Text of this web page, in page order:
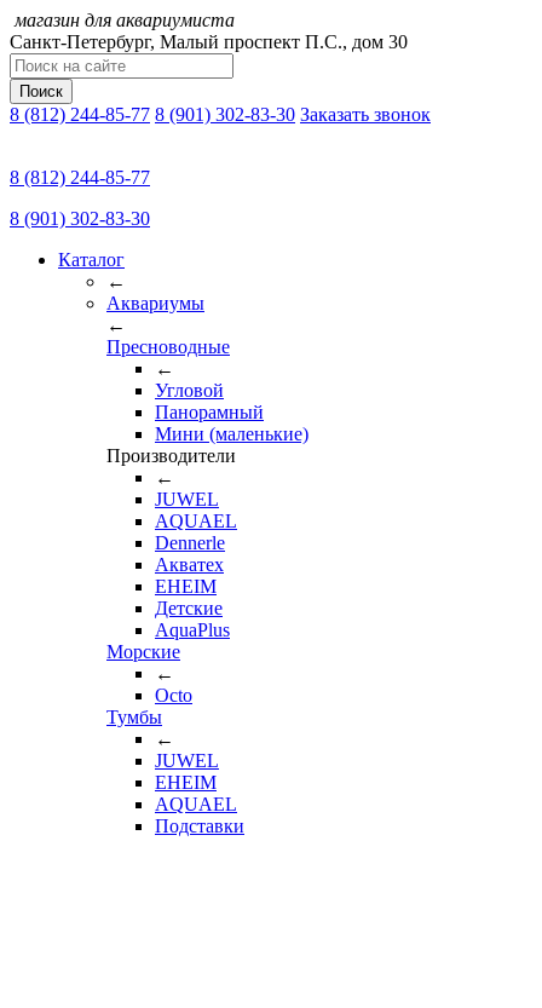
магазин для аквариумиста
Санкт-Петербург, Малый проспект П.C., дом 30
Поиск
8 (812) 244-85-77 8 (901) 302-83-30 Заказать звонок
8 (812) 244-85-77
8 (901) 302-83-30
Каталог
←
Аквариумы
←
Пресноводные
←
Угловой
Панорамный
Мини (маленькие)
Производители
←
JUWEL
AQUAEL
Dennerle
Акватех
EHEIM
Детские
AquaPlus
Морские
←
Octo
Тумбы
←
JUWEL
EHEIM
AQUAEL
Подставки